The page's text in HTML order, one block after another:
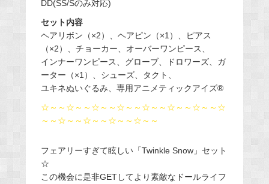
DD(SS/Sのみ対応)
セット内容
ヘアリボン（×2）、ヘアピン（×1）、ピアス
（×2）、チョーカー、オーバーワンピース、
インナーワンピース、グローブ、ドロワーズ、ガ
ーター（×1）、シューズ、タクト、
ユキネぬいぐるみ、専用アニメティックアイズ®
☆～～☆～～☆～～☆～～☆～～☆～～☆～～☆
～～☆～～☆～～☆～～☆～～
フェアリーすぎて眩しい「Twinkle Snow」セット
☆
この機会に是非GETしてより素敵なドールライフ